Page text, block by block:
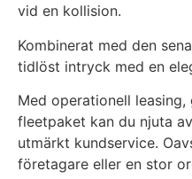
vid en kollision.
Kombinerat med den
tidlöst intryck med en
Med operationell
fleetpaket kan du njuta
utmärkt kundservice.
företagare eller en stor